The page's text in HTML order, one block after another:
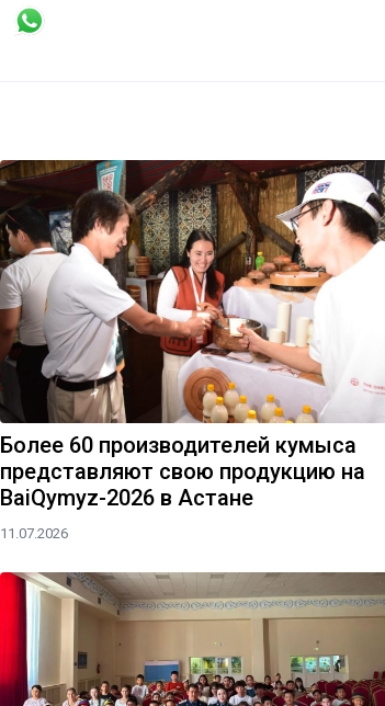
Более 60 производителей кумыса
представляют свою продукцию на
BaiQymyz-2026 в Астане
11.07.2026